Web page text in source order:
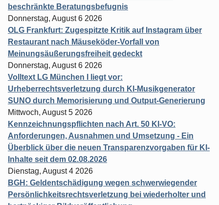
beschränkte Beratungsbefugnis
Donnerstag, August 6 2026
OLG Frankfurt: Zugespitzte Kritik auf Instagram über
Restaurant nach Mäuseköder-Vorfall von
Meinungsäußerungsfreiheit gedeckt
Donnerstag, August 6 2026
Volltext LG München I liegt vor:
Urheberrechtsverletzung durch KI-Musikgenerator
SUNO durch Memorisierung und Output-Generierung
Mittwoch, August 5 2026
Kennzeichnungspflichten nach Art. 50 KI-VO:
Anforderungen, Ausnahmen und Umsetzung - Ein
Überblick über die neuen Transparenzvorgaben für KI-
Inhalte seit dem 02.08.2026
Dienstag, August 4 2026
BGH: Geldentschädigung wegen schwerwiegender
Persönlichkeitsrechtsverletzung bei wiederholter und